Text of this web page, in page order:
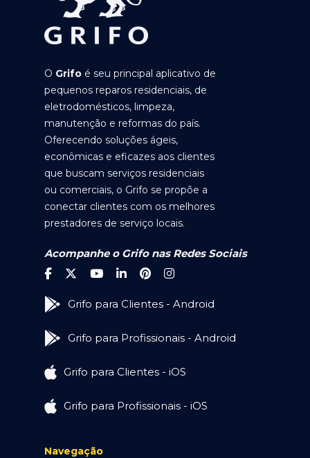
O Grifo é seu principal aplicativo de
pequenos reparos residenciais, de
eletrodomésticos, limpeza,
manutenção e reformas do país.
Oferecendo soluções ágeis,
econômicas e eficazes aos clientes
que buscam serviços residenciais
ou comerciais, o Grifo se propõe a
conectar clientes com os melhores
prestadores de serviço locais.
Acompanhe o Grifo nas Redes Sociais
Grifo para Clientes - Android
Grifo para Profissionais - Android
Grifo para Clientes - iOS
Grifo para Profissionais - iOS
Navegação